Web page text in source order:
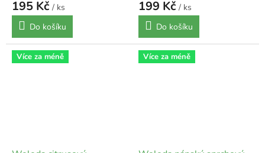
195 Kč / ks
Do košíku
199 Kč / ks
Do košíku
Více za méně Více za méně